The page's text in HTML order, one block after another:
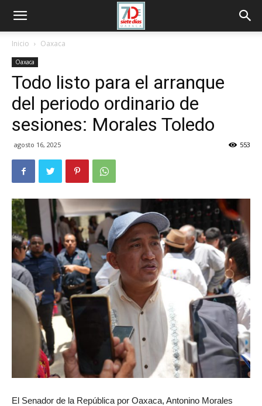
Inicio Oaxaca
Oaxaca
Todo listo para el arranque
del periodo ordinario de
sesiones: Morales Toledo
agosto 16, 2025 553
El Senador de la República por Oaxaca, Antonino Morales